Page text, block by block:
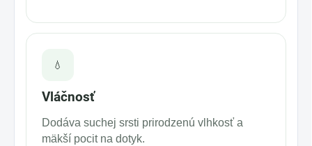
💧
Vláčnosť
Dodáva suchej srsti prirodzenú vlhkosť a
mäkší pocit na dotyk.